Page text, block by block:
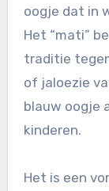
oogje dat in
Het “mati”
traditie
of jaloezie
blauw oogje
kinderen.
Het is een